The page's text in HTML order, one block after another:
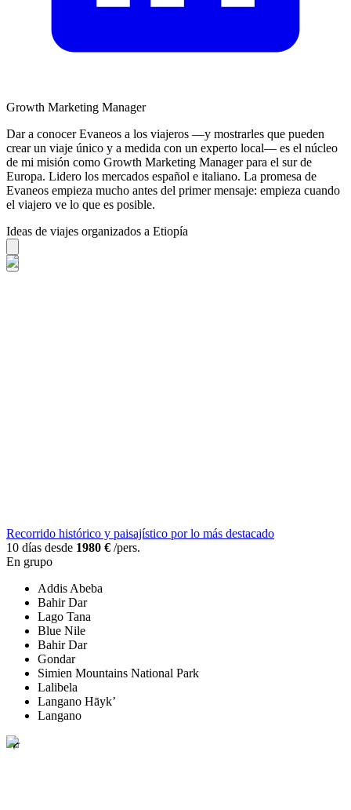
Growth Marketing Manager
Dar a conocer Evaneos a los viajeros —y mostrarles que pueden
crear un viaje único y a medida con un experto local— es el núcleo
de mi misión como Growth Marketing Manager para el sur de
Europa. Lidero los mercados español e italiano. La promesa de
Evaneos empieza mucho antes del primer mensaje: empieza cuando
el viajero ve lo que es posible.
Ideas de viajes organizados a Etiopía
Recorrido histórico y paisajístico por lo más destacado
10 días desde 1980 € /pers.
En grupo
Addis Abeba
Bahir Dar
Lago Tana
Blue Nile
Bahir Dar
Gondar
Simien Mountains National Park
Lalibela
Langano Hāyk’
Langano